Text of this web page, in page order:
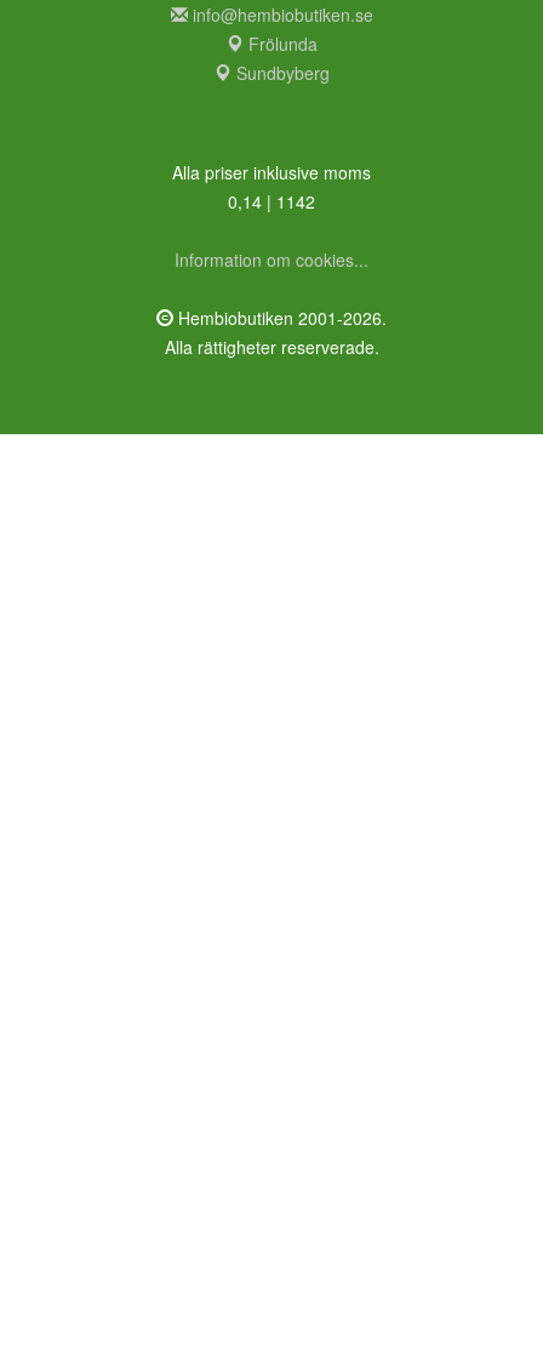
info@hembiobutiken.se
Frölunda
Sundbyberg
Alla priser inklusive moms
0,14 | 1142
Information om cookies...
Hembiobutiken 2001-2026.
Alla rättigheter reserverade.